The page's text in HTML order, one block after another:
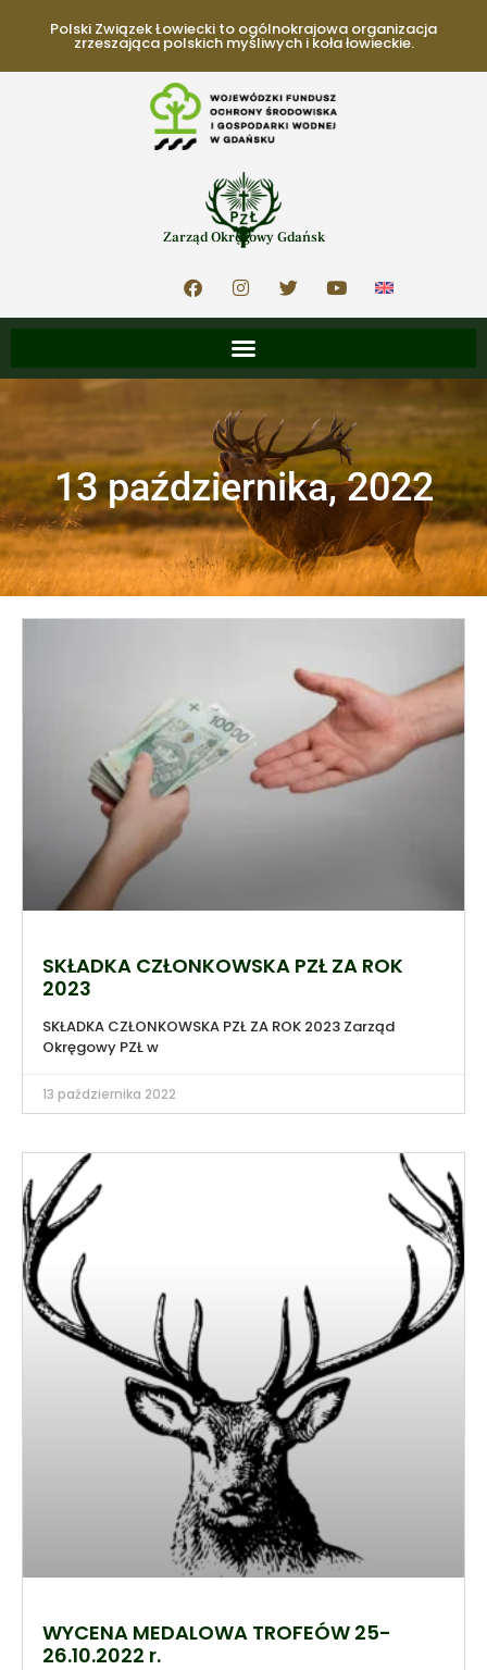
Polski Związek Łowiecki to ogólnokrajowa organizacja
zrzeszająca polskich myśliwych i koła łowieckie.
Zarząd Okręgowy Gdańsk
13 października, 2022
SKŁADKA CZŁONKOWSKA PZŁ ZA ROK
2023
SKŁADKA CZŁONKOWSKA PZŁ ZA ROK 2023 Zarząd
Okręgowy PZŁ w
13 października 2022
WYCENA MEDALOWA TROFEÓW 25-
26.10.2022 r.